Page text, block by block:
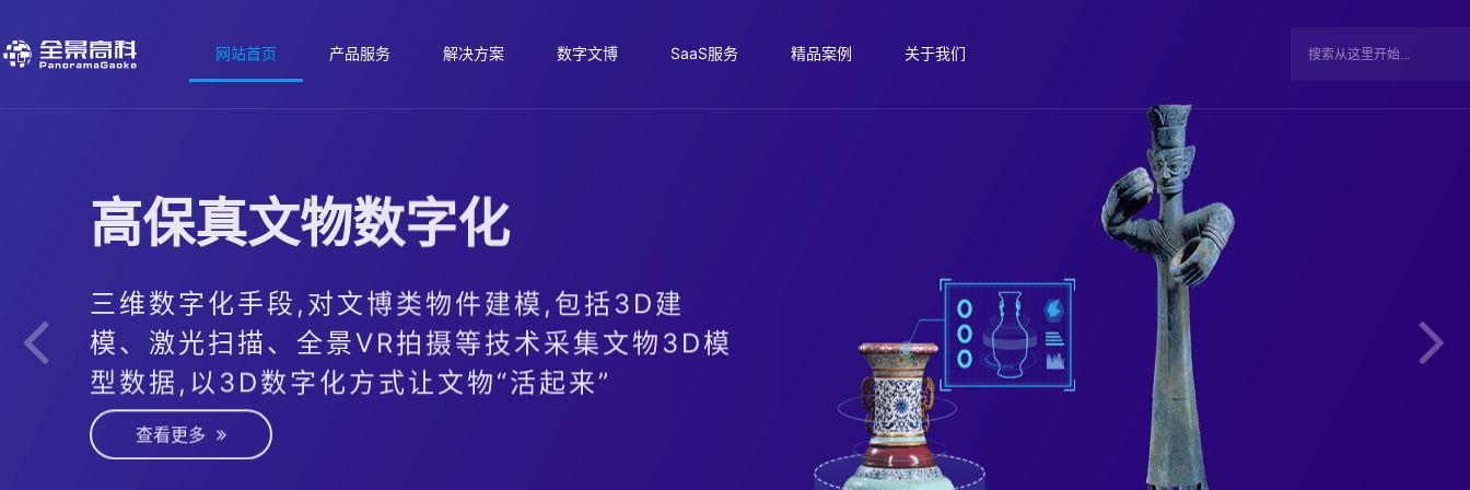
网站首页 产品服务 解决方案 数字文博 SaaS服务 精品案例 关于我们
高保真文物数字化
三维数字化手段,对文博类物件建模,包括3D建
模、激光扫描、全景VR拍摄等技术采集文物3D模
型数据,以3D数字化方式让文物“活起来”